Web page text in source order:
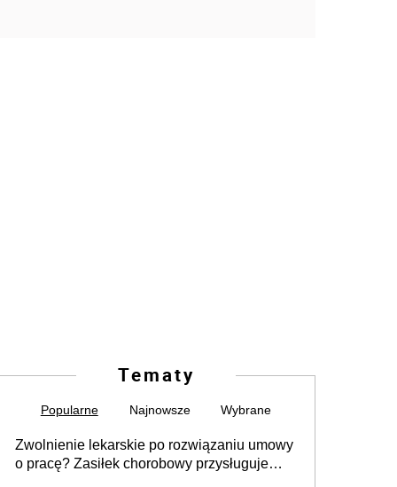
Tematy
Popularne Najnowsze Wybrane
Zwolnienie lekarskie po rozwiązaniu umowy
o pracę? Zasiłek chorobowy przysługuje